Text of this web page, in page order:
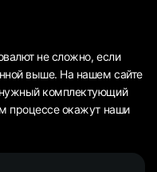
не сложно, если
выше. На нашем сайте
комплектующий
процессе окажут наши